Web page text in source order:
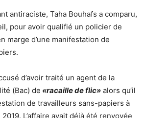
antiraciste, Taha Bouhafs a comparu,
pour avoir qualifié un policier de
marge d’une manifestation de
d’avoir traité un agent de la
(Bac) de «racaille de flic» alors qu‘il
de travailleurs sans-papiers à
L’affaire avait déjà été renvoyée